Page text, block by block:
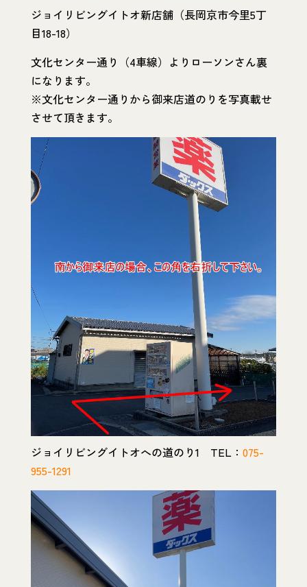
ジョイリビングイトオ新店舗（長岡京市今里5丁
目18-18）
文化センター通り（4車線）よりローソンさん裏
になります。
※文化センター通りから御来店道のりを写真載せ
させて頂きます。
ジョイリビングイトオへの道のり1 TEL： 075-
955-1291